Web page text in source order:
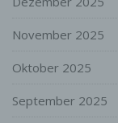
November 2025
Oktober 2025
September 2025